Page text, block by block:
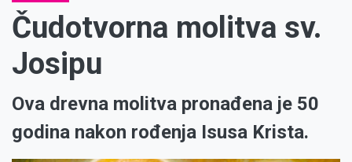
Čudotvorna molitva sv.
Josipu
Ova drevna molitva pronađena je 50
godina nakon rođenja Isusa Krista.